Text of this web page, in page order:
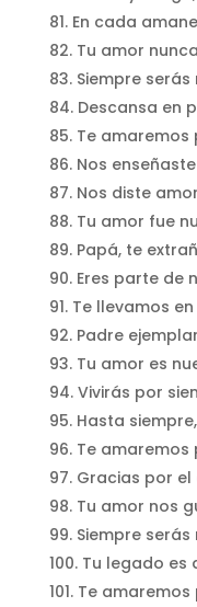
En cada
Tu amor
Siempre
Descansa en
Te amaremos
Nos
Nos diste
Tu amor fue
Papá, te
Eres parte de
Te llevamos
Padre
Tu amor es
Vivirás por
Hasta
Te amaremos
Gracias por el
Tu amor nos
Siempre
Tu legado es
Te